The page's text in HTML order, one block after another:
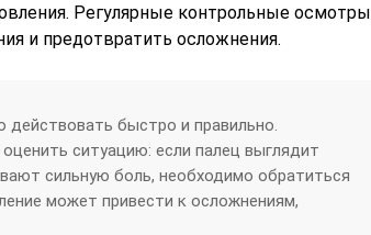
Регулярные контрольные осмотры
и предотвратить осложнения.
действовать быстро и правильно.
ситуацию: если палец выглядит
сильную боль, необходимо обратиться
может привести к осложнениям,